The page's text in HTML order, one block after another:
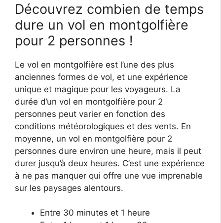
Découvrez combien de temps
dure un vol en montgolfière
pour 2 personnes !
Le vol en montgolfière est l’une des plus
anciennes formes de vol, et une expérience
unique et magique pour les voyageurs. La
durée d’un vol en montgolfière pour 2
personnes peut varier en fonction des
conditions météorologiques et des vents. En
moyenne, un vol en montgolfière pour 2
personnes dure environ une heure, mais il peut
durer jusqu’à deux heures. C’est une expérience
à ne pas manquer qui offre une vue imprenable
sur les paysages alentours.
Entre 30 minutes et 1 heure